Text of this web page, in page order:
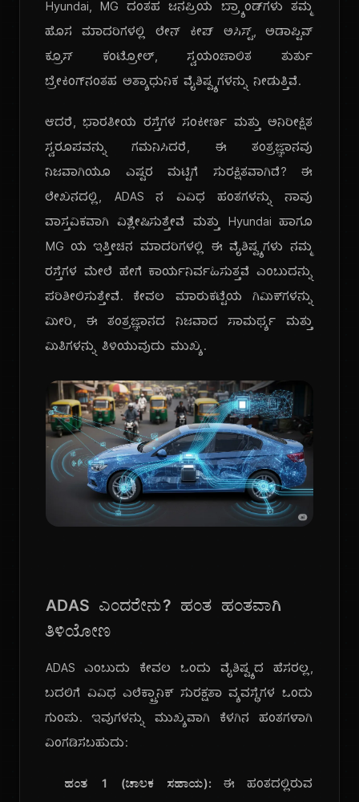
Hyundai, MG ದಂತಹ ಜನಪ್ರಿಯ ಬ್ರ್ಯಾಂಡ್‌ಗಳು ತಮ್ಮ
ಹೊಸ ಮಾದರಿಗಳಲ್ಲಿ ಲೇನ್ ಕೀಪ್ ಅಸಿಸ್ಟ್, ಅಡಾಪ್ಟಿವ್
ಕ್ರೂಸ್ ಕಂಟ್ರೋಲ್, ಸ್ವಯಂಚಾಲಿತ ತುರ್ತು
ಬ್ರೇಕಿಂಗ್‌ನಂತಹ ಅತ್ಯಾಧುನಿಕ ವೈಶಿಷ್ಟ್ಯಗಳನ್ನು ನೀಡುತ್ತಿವೆ.
ಆದರೆ, ಭಾರತೀಯ ರಸ್ತೆಗಳ ಸಂಕೀರ್ಣ ಮತ್ತು ಅನಿರೀಕ್ಷಿತ
ಸ್ವರೂಪವನ್ನು ಗಮನಿಸಿದರೆ, ಈ ತಂತ್ರಜ್ಞಾನವು
ನಿಜವಾಗಿಯೂ ಎಷ್ಟರ ಮಟ್ಟಿಗೆ ಸುರಕ್ಷಿತವಾಗಿದೆ? ಈ
ಲೇಖನದಲ್ಲಿ, ADAS ನ ವಿವಿಧ ಹಂತಗಳನ್ನು ನಾವು
ವಾಸ್ತವಿಕವಾಗಿ ವಿಶ್ಲೇಷಿಸುತ್ತೇವೆ ಮತ್ತು Hyundai ಹಾಗೂ
MG ಯ ಇತ್ತೀಚಿನ ಮಾದರಿಗಳಲ್ಲಿ ಈ ವೈಶಿಷ್ಟ್ಯಗಳು ನಮ್ಮ
ರಸ್ತೆಗಳ ಮೇಲೆ ಹೇಗೆ ಕಾರ್ಯನಿರ್ವಹಿಸುತ್ತವೆ ಎಂಬುದನ್ನು
ಪರಿಶೀಲಿಸುತ್ತೇವೆ. ಕೇವಲ ಮಾರುಕಟ್ಟೆಯ ಗಿಮಿಕ್‌ಗಳನ್ನು
ಮೀರಿ, ಈ ತಂತ್ರಜ್ಞಾನದ ನಿಜವಾದ ಸಾಮರ್ಥ್ಯ ಮತ್ತು
ಮಿತಿಗಳನ್ನು ತಿಳಿಯುವುದು ಮುಖ್ಯ.
ADAS ಎಂದರೇನು? ಹಂತ ಹಂತವಾಗಿ
ತಿಳಿಯೋಣ
ADAS ಎಂಬುದು ಕೇವಲ ಒಂದು ವೈಶಿಷ್ಟ್ಯದ ಹೆಸರಲ್ಲ,
ಬದಲಿಗೆ ವಿವಿಧ ಎಲೆಕ್ಟ್ರಾನಿಕ್ ಸುರಕ್ಷತಾ ವ್ಯವಸ್ಥೆಗಳ ಒಂದು
ಗುಂಪು. ಇವುಗಳನ್ನು ಮುಖ್ಯವಾಗಿ ಕೆಳಗಿನ ಹಂತಗಳಾಗಿ
ವಿಂಗಡಿಸಬಹುದು:
ಹಂತ 1 (ಚಾಲಕ ಸಹಾಯ): ಈ ಹಂತದಲ್ಲಿರುವ